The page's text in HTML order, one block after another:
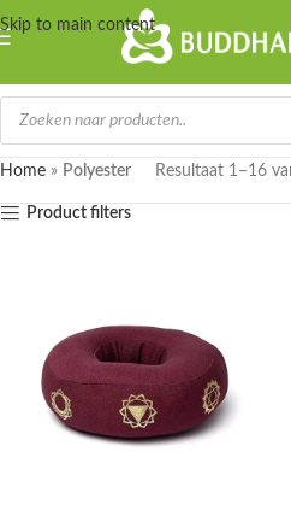
Skip to main content
Home » Polyester Resultaat 1–16
Product filters